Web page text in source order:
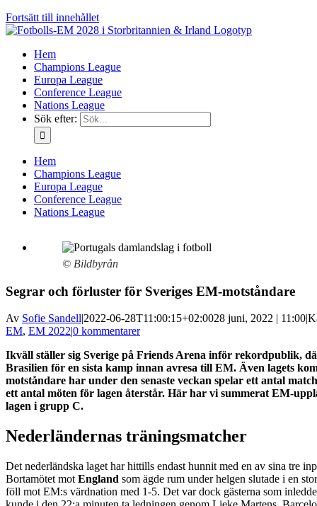
Fortsätt till innehållet
Hem
Champions League
Europa League
Conference League
Nations League
Sök efter:
Hem
Champions League
Europa League
Conference League
Nations League
© Bildbyrån
Segrar och förluster för Sveriges EM-motståndare
Av Sofie Sandell|2022-06-28T11:00:15+02:0028 juni, 2022 | 11:00|
EM, EM 2022|0 kommentarer
Ikväll ställer sig Sverige på Friends Arena inför rekordpublik,
Brasilien för en sista kamp innan avresa till EM. Även lagets
motståndare har under den senaste veckan spelar ett antal
ett antal möten för lagen återstår. Här har vi summerat EM-
lagen i grupp C.
Nederländernas träningsmatcher
Det nederländska laget har hittills endast hunnit med en av sina tre
Bortamötet mot England som ägde rum under helgen slutade i en
föll mot EM:s värdnation med 1-5. Det var dock gästerna som